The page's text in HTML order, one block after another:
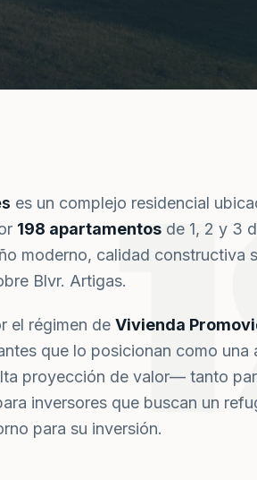
es un complejo residencial
198 apartamentos de 1, 2 y 3
moderno, calidad constructiva
Blvr. Artigas.
el régimen de Vivienda
que lo posicionan como una
proyección de valor— tanto
inversores que buscan un
para su inversión.